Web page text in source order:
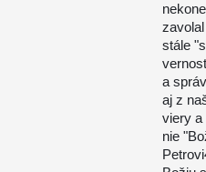
stále
a
aj z
viery a
nie